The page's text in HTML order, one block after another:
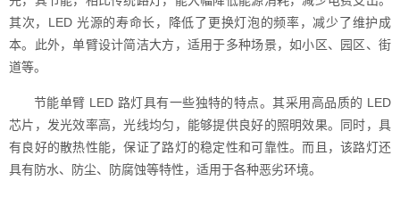
其次，LED 光源的寿命长，降低了更换灯泡的频率，减少了维护成
本。此外，单臂设计简洁大方，适用于多种场景，如小区、园区、街
道等。
节能单臂 LED 路灯具有一些独特的特点。其采用高品质的 LED
芯片，发光效率高，光线均匀，能够提供良好的照明效果。同时，具
有良好的散热性能，保证了路灯的稳定性和可靠性。而且，该路灯还
具有防水、防尘、防腐蚀等特性，适用于各种恶劣环境。